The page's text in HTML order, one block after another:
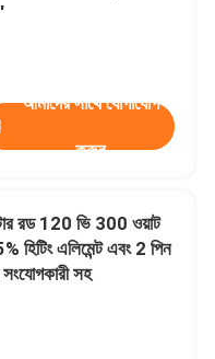
যান
কল করব!
আমাদের সাথে যোগাযোগ
করুন
রড 120 ভি 300 ওয়াট
হিটিং এলিমেন্ট এবং 2 পিন
সংযোগকারী সহ